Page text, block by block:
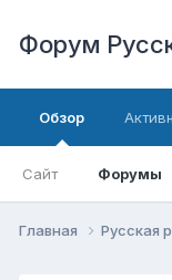
Форум
Обзор
Сайт Форумы
Главная Русская